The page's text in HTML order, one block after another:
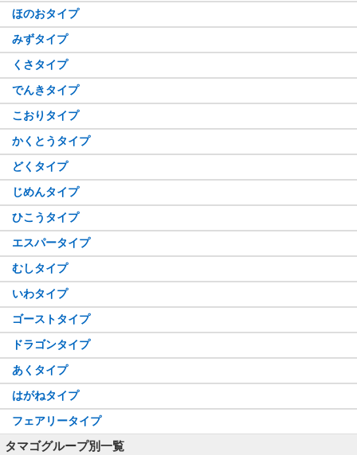
ほのおタイプ
みずタイプ
くさタイプ
でんきタイプ
こおりタイプ
かくとうタイプ
どくタイプ
じめんタイプ
ひこうタイプ
エスパータイプ
むしタイプ
いわタイプ
ゴーストタイプ
ドラゴンタイプ
あくタイプ
はがねタイプ
フェアリータイプ
タマゴグループ別一覧